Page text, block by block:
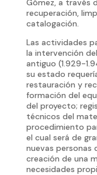
Gómez, a través
recuperación,
catalogación.
Las actividades
la intervención
antiguo (1.929-
su estado
restauración y
formación del
del proyecto;
técnicos del
procedimiento
el cual será de
nuevas
creación de una
necesidades